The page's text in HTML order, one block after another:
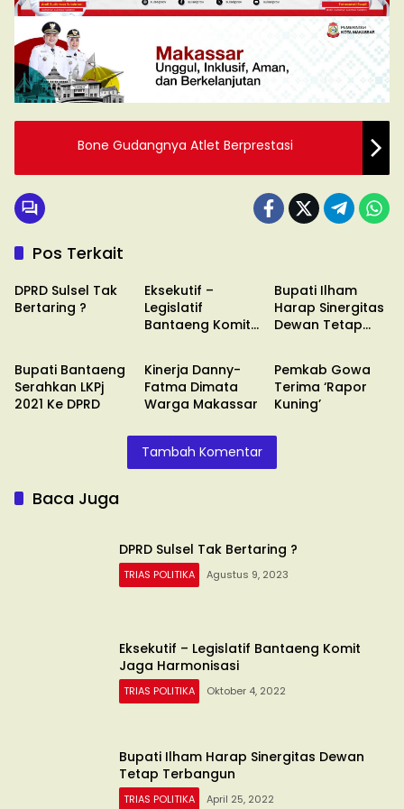
Bone Gudangnya Atlet Berprestasi
Pos Terkait
TRIAS POLITIKA
DPRD Sulsel Tak
Bertaring ?
Eksekutif –
Legislatif
Bantaeng Komit
Bupati Ilham
Harap Sinergitas
Dewan Tetap
Bupati Bantaeng
Serahkan LKPj
2021 Ke DPRD
TRIAS POLITIKA
Kinerja Danny-
Fatma Dimata
Warga Makassar
TRIAS POLITIKA
Pemkab Gowa
Terima ‘Rapor
Kuning’
Tambah Komentar
Baca Juga
DPRD Sulsel Tak Bertaring ?
TRIAS POLITIKA Agustus 9, 2023
Eksekutif – Legislatif Bantaeng Komit
Jaga Harmonisasi
TRIAS POLITIKA Oktober 4, 2022
Bupati Ilham Harap Sinergitas Dewan
Tetap Terbangun
TRIAS POLITIKA April 25, 2022